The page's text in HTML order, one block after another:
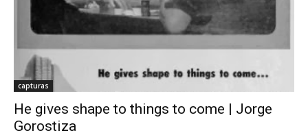
capturas
He gives shape to things to come | Jorge
Gorostiza